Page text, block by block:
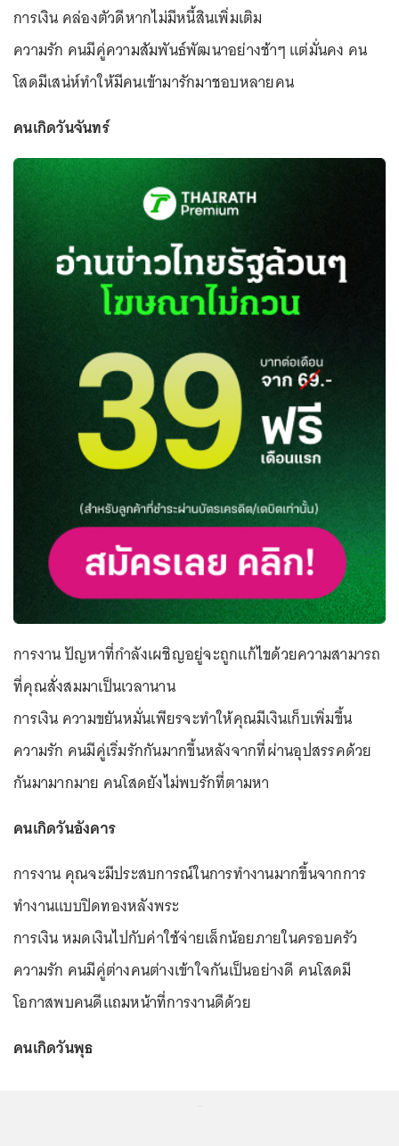
การเงิน คล่องตัวดีหากไม่มีหนี้สินเพิ่มเติม
ความรัก คนมีคู่ความสัมพันธ์พัฒนาอย่างช้าๆ แต่มั่นคง คน
โสดมีเสน่ห์ทำให้มีคนเข้ามารักมาชอบหลายคน
คนเกิดวันจันทร์
การงาน ปัญหาที่กำลังเผชิญอยู่จะถูกแก้ไขด้วยความสามารถ
ที่คุณสั่งสมมาเป็นเวลานาน
การเงิน ความขยันหมั่นเพียรจะทำให้คุณมีเงินเก็บเพิ่มขึ้น
ความรัก คนมีคู่เริ่มรักกันมากขึ้นหลังจากที่ผ่านอุปสรรคด้วย
กันมามากมาย คนโสดยังไม่พบรักที่ตามหา
คนเกิดวันอังคาร
การงาน คุณจะมีประสบการณ์ในการทำงานมากขึ้นจากการ
ทำงานแบบปิดทองหลังพระ
การเงิน หมดเงินไปกับค่าใช้จ่ายเล็กน้อยภายในครอบครัว
ความรัก คนมีคู่ต่างคนต่างเข้าใจกันเป็นอย่างดี คนโสดมี
โอกาสพบคนดีแถมหน้าที่การงานดีด้วย
คนเกิดวันพุธ